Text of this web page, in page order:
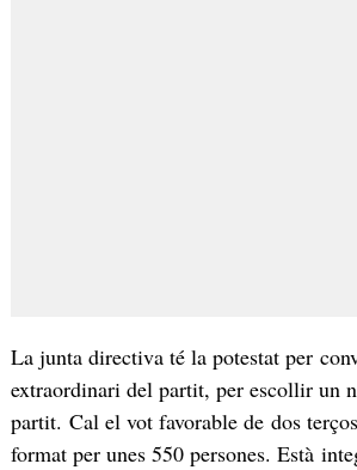
La junta directiva té la potestat per
extraordinari del partit, per escollir un
partit. Cal el vot favorable de dos
format per unes 550 persones. Està